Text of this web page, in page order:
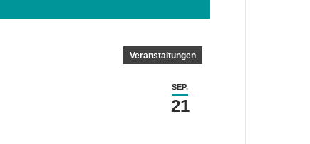
SEP.
21
Veranstaltungen